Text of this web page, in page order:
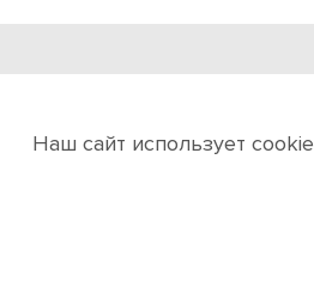
Инсталляция
Наш сайт использует